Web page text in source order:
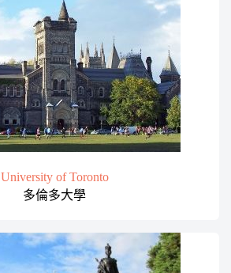
University of Toronto
多倫多大學